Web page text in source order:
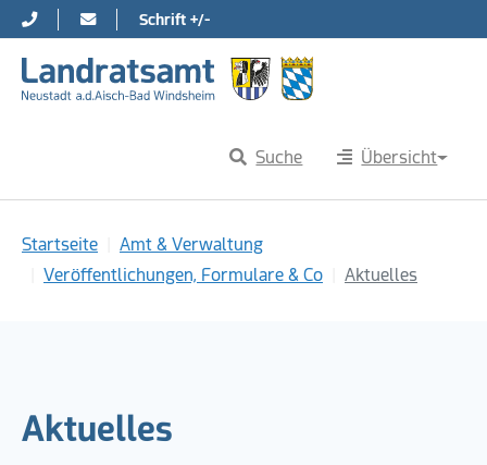
Direkt zur Hauptnavigation springen
Direkt zum Inhalt springen
Schrift +/-
Suche Übersicht
Startseite
Amt & Verwaltung
Veröffentlichungen, Formulare & Co
Aktuelles
Aktuelles